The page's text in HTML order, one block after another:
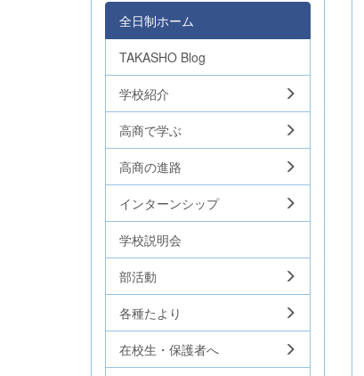
全日制ホーム
TAKASHO Blog
学校紹介
高商で学ぶ
高商の進路
インターンシップ
学校説明会
部活動
各種たより
在校生・保護者へ